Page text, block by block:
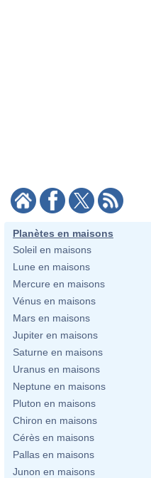
Planètes en maisons
Soleil en maisons
Lune en maisons
Mercure en maisons
Vénus en maisons
Mars en maisons
Jupiter en maisons
Saturne en maisons
Uranus en maisons
Neptune en maisons
Pluton en maisons
Chiron en maisons
Cérès en maisons
Pallas en maisons
Junon en maisons